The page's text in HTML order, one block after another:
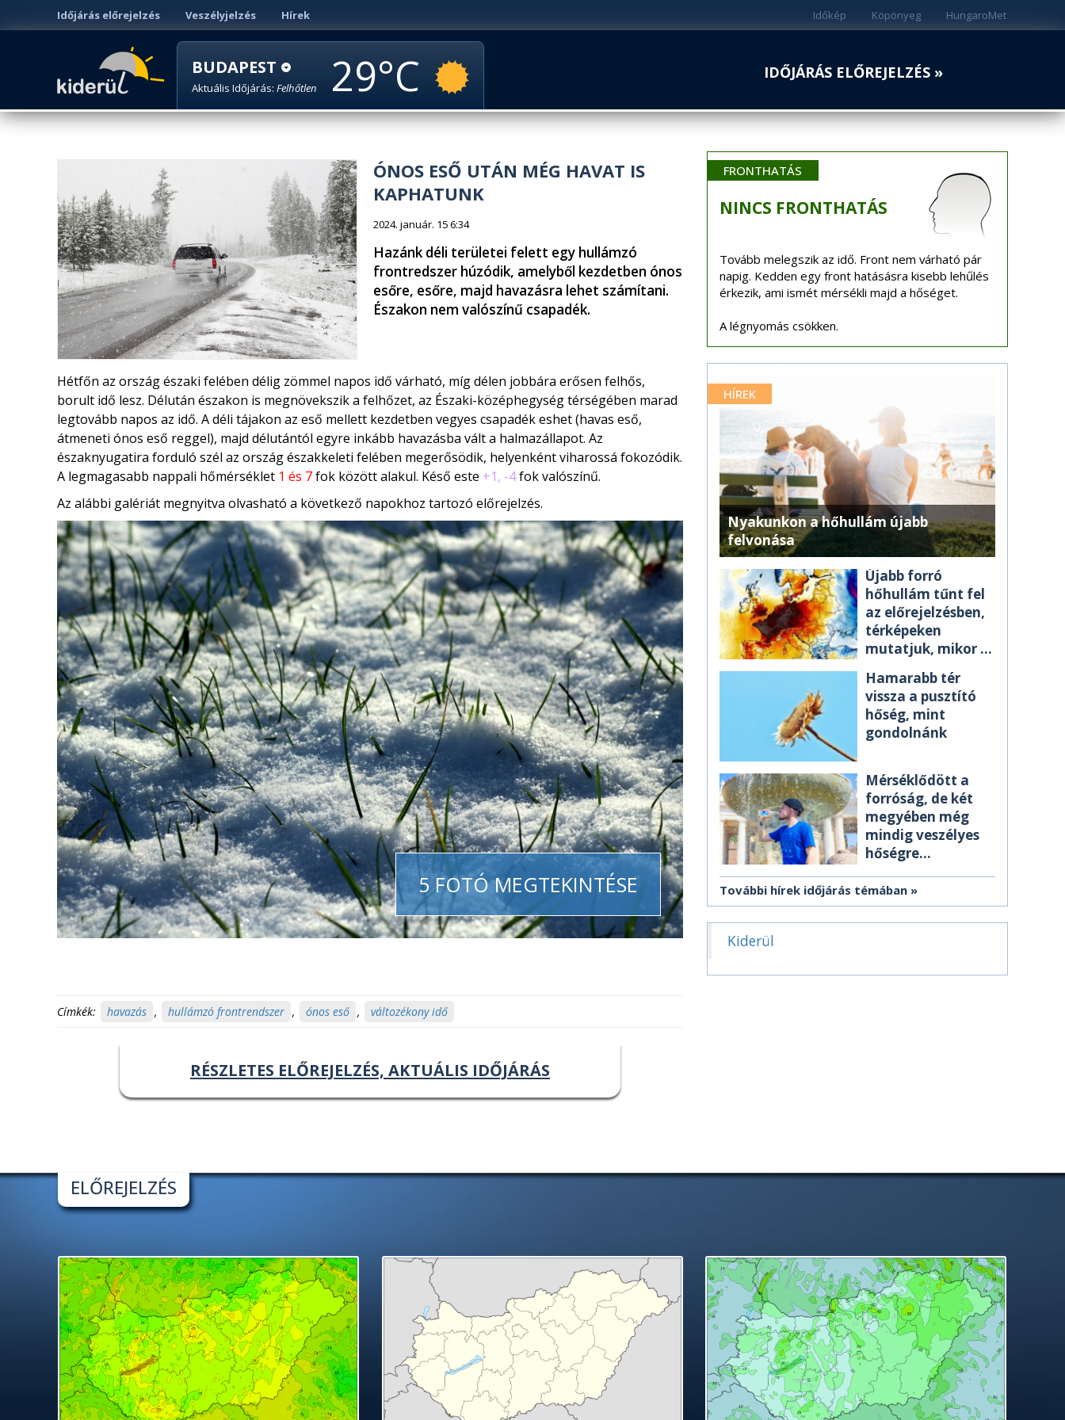
Időjárás előrejelzés Veszélyjelzés Hírek HungaroMet
Köpönyeg
Időkép
BUDAPEST
Aktuális Időjárás: Felhőtlen 29 IDŐJÁRÁS ELŐREJELZÉS »
ÓNOS ESŐ UTÁN MÉG HAVAT IS
KAPHATUNK
2024. január. 15 6:34
Hazánk déli területei felett egy hullámzó
frontredszer húzódik, amelyből kezdetben ónos
esőre, esőre, majd havazásra lehet számítani.
Északon nem valószínű csapadék.
Hétfőn az ország északi felében délig zömmel napos idő várható, míg délen jobbára erősen felhős,
borult idő lesz. Délután északon is megnövekszik a felhőzet, az Északi-középhegység térségében marad
legtovább napos az idő. A déli tájakon az eső mellett kezdetben vegyes csapadék eshet (havas eső,
átmeneti ónos eső reggel), majd délutántól egyre inkább havazásba vált a halmazállapot. Az
északnyugatira forduló szél az ország északkeleti felében megerősödik, helyenként viharossá fokozódik.
A legmagasabb nappali hőmérséklet 1 és 7fok között alakul. Késő este +1, -4fok valószínű.
Az alábbi galériát megnyitva olvasható a következő napokhoz tartozó előrejelzés.
5 FOTÓ MEGTEKINTÉSE
Címkék: havazás , hullámzó frontrendszer , ónos eső , változékony idő
RÉSZLETES ELŐREJELZÉS, AKTUÁLIS IDŐJÁRÁS
FRONTHATÁS
NINCS FRONTHATÁS
Tovább melegszik az idő. Front nem várható pár
napig. Kedden egy front hatásásra kisebb lehűlés
érkezik, ami ismét mérsékli majd a hőséget.
A légnyomás csökken.
HÍREK
Nyakunkon a hőhullám újabb
felvonása
Újabb forró
hőhullám tűnt fel
az előrejelzésben,
térképeken
mutatjuk, mikor ér
Hamarabb tér
vissza a pusztító
hőség, mint
gondolnánk
Mérséklődött a
forróság, de két
megyében még
mindig veszélyes
hőségre
További hírek időjárás témában
Kiderül
ELŐREJELZÉS